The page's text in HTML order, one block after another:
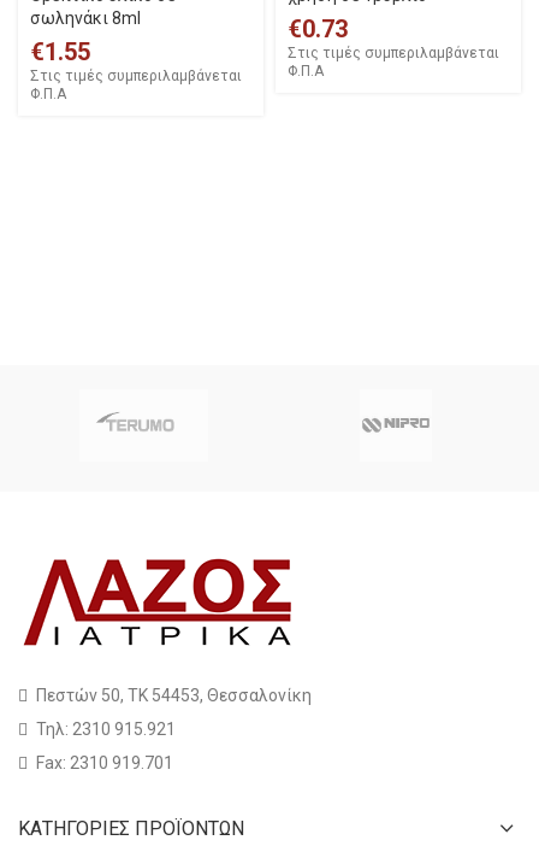
σωληνάκι 8ml
€1.55
Στις τιμές συμπεριλαμβάνεται
Φ.Π.Α
€0.73
Στις τιμές συμπεριλαμβάνεται
Φ.Π.Α
Πεστών 50, ΤΚ 54453, Θεσσαλονίκη
Τηλ: 2310 915.921
Fax: 2310 919.701
ΚΑΤΗΓΟΡΙΕΣ ΠΡΟΪΟΝΤΩΝ